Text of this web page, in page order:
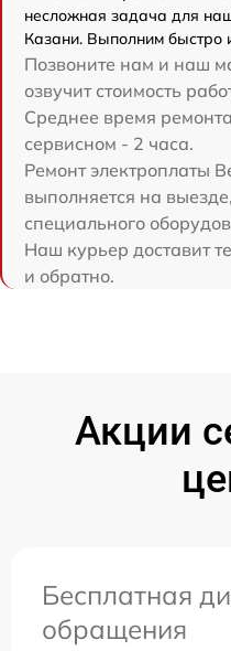
несложная задача для
Казани. Выполним быстро
Позвоните нам и наш
озвучит стоимость
Среднее время
сервисном - 2 часа.
Ремонт электроплаты
выполняется на
специального
Наш курьер доставит
и обратно.
Акции
Бесплатная
обращения